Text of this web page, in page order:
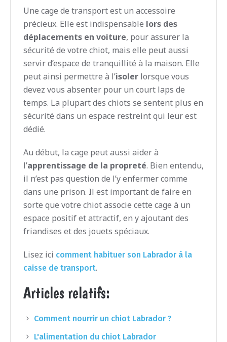
Une cage de transport est un accessoire
précieux. Elle est indispensable lors des
déplacements en voiture, pour assurer la
sécurité de votre chiot, mais elle peut aussi
servir d’espace de tranquillité à la maison. Elle
peut ainsi permettre à l’isoler lorsque vous
devez vous absenter pour un court laps de
temps. La plupart des chiots se sentent plus en
sécurité dans un espace restreint qui leur est
dédié.
Au début, la cage peut aussi aider à
l’apprentissage de la propreté. Bien entendu,
il n’est pas question de l’y enfermer comme
dans une prison. Il est important de faire en
sorte que votre chiot associe cette cage à un
espace positif et attractif, en y ajoutant des
friandises et des jouets spéciaux.
Lisez ici comment habituer son Labrador à la
caisse de transport.
Articles relatifs:
Comment nourrir un chiot Labrador ?
L'alimentation du chiot Labrador